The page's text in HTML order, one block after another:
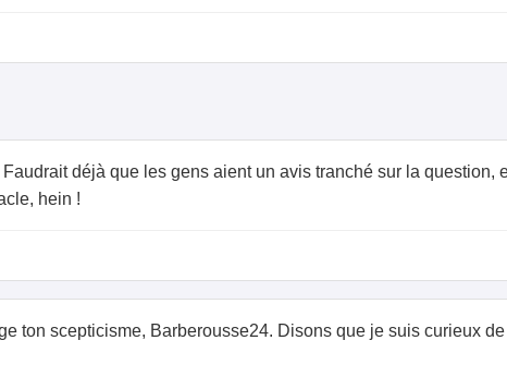
déjà que les gens aient un avis tranché sur la question,
hein !
ton scepticisme, Barberousse24. Disons que je suis curieux